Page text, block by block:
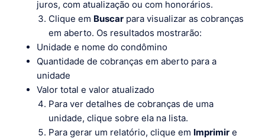
juros, com atualização ou com honorários.
Clique em Buscar para visualizar as cobranças
em aberto. Os resultados mostrarão:
Unidade e nome do condômino
Quantidade de cobranças em aberto para a
unidade
Valor total e valor atualizado
Para ver detalhes de cobranças de uma
unidade, clique sobre ela na lista.
Para gerar um relatório, clique em Imprimir e